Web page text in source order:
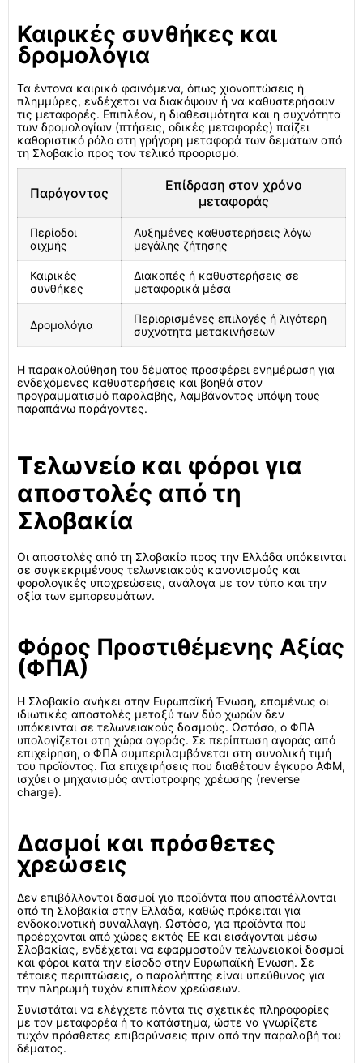
Καιρικές συνθήκες και
δρομολόγια
Τα έντονα καιρικά φαινόμενα, όπως χιονοπτώσεις ή
πλημμύρες, ενδέχεται να διακόψουν ή να καθυστερήσουν
τις μεταφορές. Επιπλέον, η διαθεσιμότητα και η συχνότητα
των δρομολογίων (πτήσεις, οδικές μεταφορές) παίζει
καθοριστικό ρόλο στη γρήγορη μεταφορά των δεμάτων από
τη Σλοβακία προς τον τελικό προορισμό.
Παράγοντας
Επίδραση στον χρόνο
μεταφοράς
Περίοδοι
αιχμής
Αυξημένες καθυστερήσεις λόγω
μεγάλης ζήτησης
Καιρικές
συνθήκες
Διακοπές ή καθυστερήσεις σε
μεταφορικά μέσα
Δρομολόγια
Περιορισμένες επιλογές ή λιγότερη
συχνότητα μετακινήσεων
Η παρακολούθηση του δέματος προσφέρει ενημέρωση για
ενδεχόμενες καθυστερήσεις και βοηθά στον
προγραμματισμό παραλαβής, λαμβάνοντας υπόψη τους
παραπάνω παράγοντες.
Τελωνείο και φόροι για
αποστολές από τη
Σλοβακία
Οι αποστολές από τη Σλοβακία προς την Ελλάδα υπόκεινται
σε συγκεκριμένους τελωνειακούς κανονισμούς και
φορολογικές υποχρεώσεις, ανάλογα με τον τύπο και την
αξία των εμπορευμάτων.
Φόρος Προστιθέμενης Αξίας
(ΦΠΑ)
Η Σλοβακία ανήκει στην Ευρωπαϊκή Ένωση, επομένως οι
ιδιωτικές αποστολές μεταξύ των δύο χωρών δεν
υπόκεινται σε τελωνειακούς δασμούς. Ωστόσο, ο ΦΠΑ
υπολογίζεται στη χώρα αγοράς. Σε περίπτωση αγοράς από
επιχείρηση, ο ΦΠΑ συμπεριλαμβάνεται στη συνολική τιμή
του προϊόντος. Για επιχειρήσεις που διαθέτουν έγκυρο ΑΦΜ,
ισχύει ο μηχανισμός αντίστροφης χρέωσης (reverse
charge).
Δασμοί και πρόσθετες
χρεώσεις
Δεν επιβάλλονται δασμοί για προϊόντα που αποστέλλονται
από τη Σλοβακία στην Ελλάδα, καθώς πρόκειται για
ενδοκοινοτική συναλλαγή. Ωστόσο, για προϊόντα που
προέρχονται από χώρες εκτός ΕΕ και εισάγονται μέσω
Σλοβακίας, ενδέχεται να εφαρμοστούν τελωνειακοί δασμοί
και φόροι κατά την είσοδο στην Ευρωπαϊκή Ένωση. Σε
τέτοιες περιπτώσεις, ο παραλήπτης είναι υπεύθυνος για
την πληρωμή τυχόν επιπλέον χρεώσεων.
Συνιστάται να ελέγχετε πάντα τις σχετικές πληροφορίες
με τον μεταφορέα ή το κατάστημα, ώστε να γνωρίζετε
τυχόν πρόσθετες επιβαρύνσεις πριν από την παραλαβή του
δέματος.